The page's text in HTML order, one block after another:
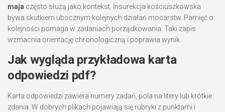
maja często służą jako kontekst. Insurekcja kościuszkowska
bywa skutkiem ubocznym kolejnych działań mocarstw. Pamięć o
kolejności pomaga w zadaniach porządkowania. Taki zapis
wzmacnia orientację chronologiczną i poprawia wynik.
Jak wygląda przykładowa karta
odpowiedzi pdf?
Karta odpowiedzi zawiera numery zadań, pola na litery lub krótkie
zdania. W dobrych plikach pojawiają się rubryki z punktami i